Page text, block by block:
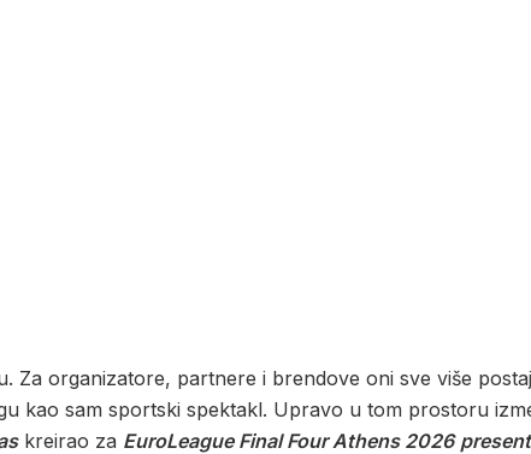
Za organizatore, partnere i brendove oni sve više
kao sam sportski spektakl. Upravo u tom prostoru
kreirao za EuroLeague Final Four Athens 2026